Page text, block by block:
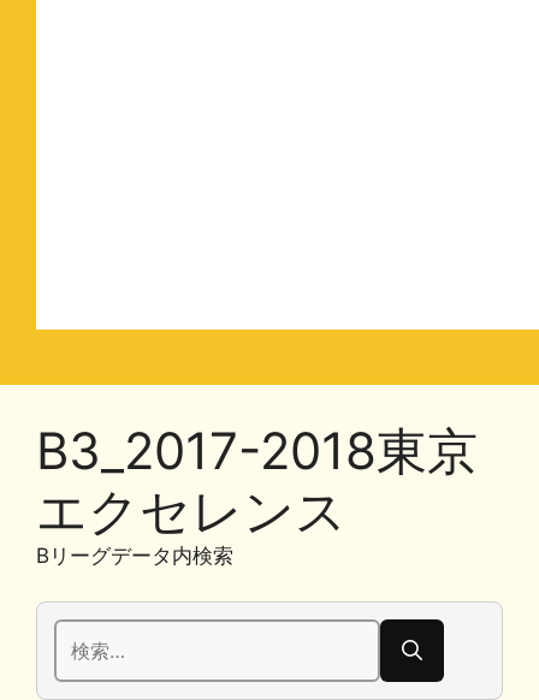
B3_2017-2018東京
エクセレンス
Bリーグデータ内検索
検
索: